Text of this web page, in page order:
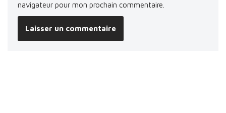
navigateur pour mon prochain commentaire.